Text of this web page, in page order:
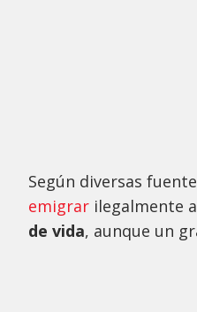
Según diversas
emigrar ilegalmente a
de vida, aunque un